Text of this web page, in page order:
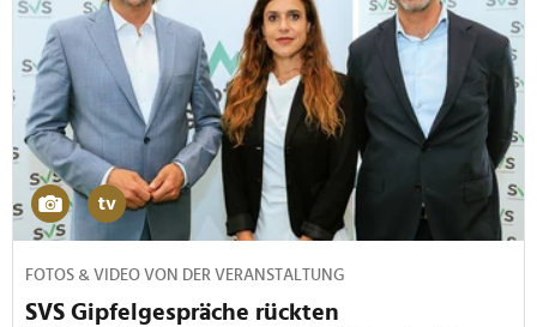
FOTOS & VIDEO VON DER VERANSTALTUNG
SVS Gipfelgespräche rückten